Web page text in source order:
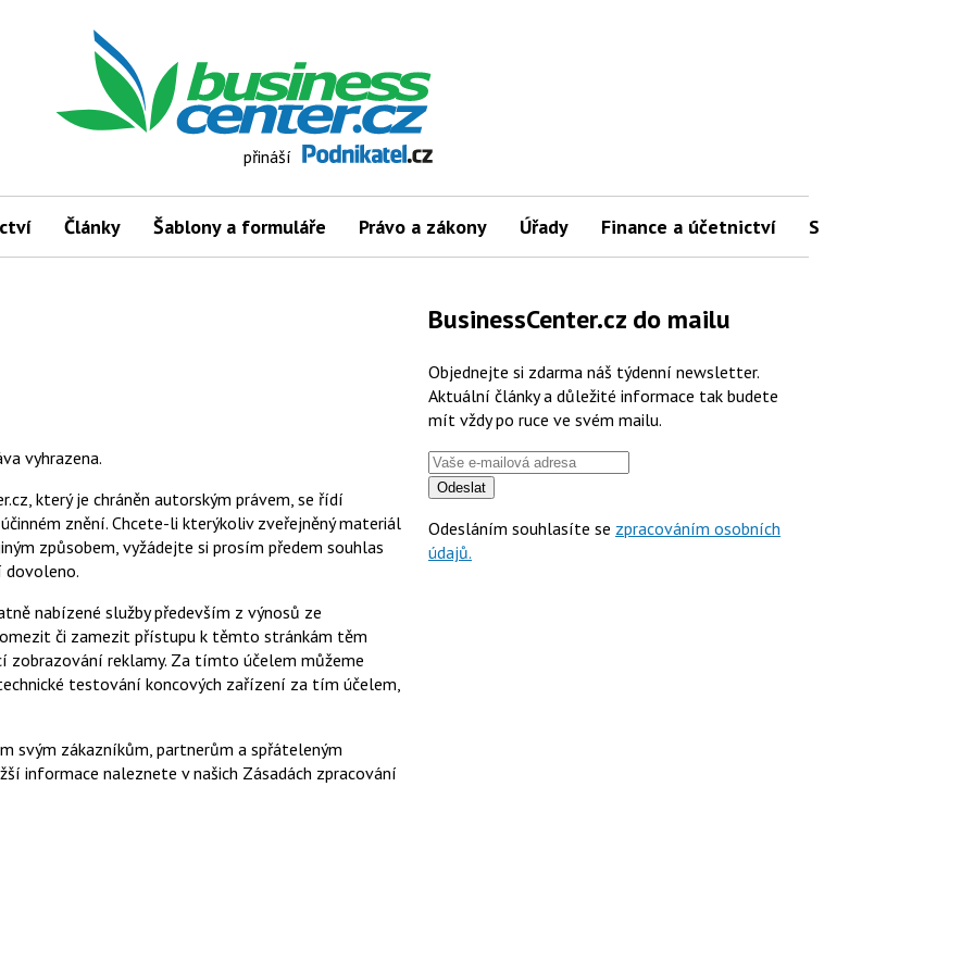
přináší
Články Šablony a formuláře Právo a zákony Úřady Finance a účetnictví Slovníček pojmů
vyhrazena.
který je chráněn autorským právem, se řídí
znění. Chcete-li kterýkoliv zveřejněný materiál
způsobem, vyžádejte si prosím předem souhlas
dovoleno.
nabízené služby především z výnosů ze
či zamezit přístupu k těmto stránkám těm
reklamy. Za tímto účelem můžeme
testování koncových zařízení za tím účelem,
svým zákazníkům, partnerům a spřáteleným
informace naleznete v našich Zásadách zpracování
BusinessCenter.cz do mailu
Objednejte si zdarma náš týdenní newsletter.
Aktuální články a důležité informace tak budete
mít vždy po ruce ve svém mailu.
Odeslat
Odesláním souhlasíte se zpracováním osobních
údajů.